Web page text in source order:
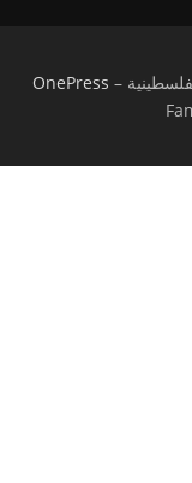
–
OnePress